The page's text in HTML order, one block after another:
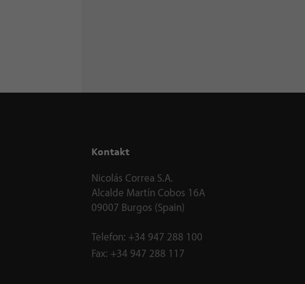
Kontakt
Nicolás Correa S.A.
Alcalde Martín Cobos 16A
09007 Burgos (Spain)
Telefon: +34 947 288 100
Fax: +34 947 288 117